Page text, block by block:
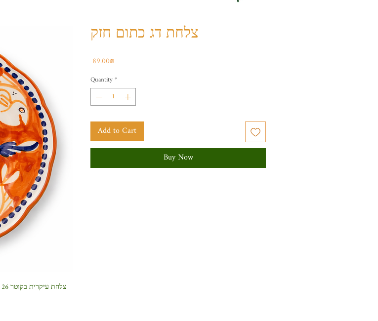
צלחת דג כתום חזק
‏89.00 ‏₪Price
Quantity*
Add to Cart
Buy Now